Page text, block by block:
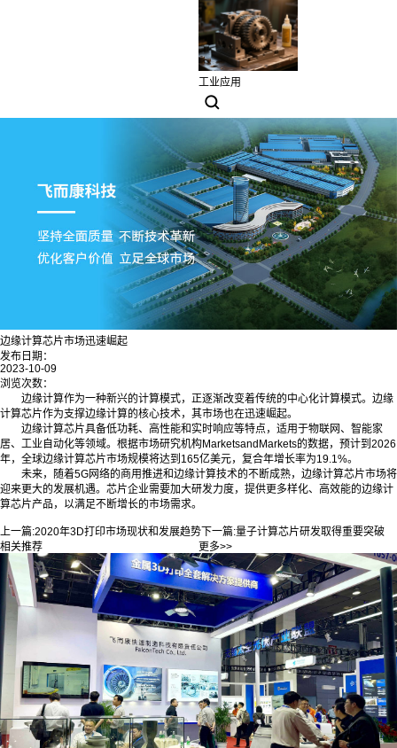
工业应用
边缘计算芯片市场迅速崛起
发布日期：
2023-10-09
浏览次数：
边缘计算作为一种新兴的计算模式，正逐渐改变着传统的中心化计算模式。边缘
计算芯片作为支撑边缘计算的核心技术，其市场也在迅速崛起。
边缘计算芯片具备低功耗、高性能和实时响应等特点，适用于物联网、智能家
居、工业自动化等领域。根据市场研究机构MarketsandMarkets的数据，预计到2026
年，全球边缘计算芯片市场规模将达到165亿美元，复合年增长率为19.1%。
未来，随着5G网络的商用推进和边缘计算技术的不断成熟，边缘计算芯片市场将
迎来更大的发展机遇。芯片企业需要加大研发力度，提供更多样化、高效能的边缘计
算芯片产品，以满足不断增长的市场需求。
上一篇:2020年3D打印市场现状和发展趋势 下一篇:量子计算芯片研发取得重要突破
相关推荐
更多>>